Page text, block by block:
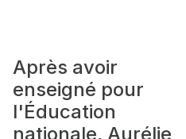
Après avoir
enseigné pour
l'Éducation
nationale, Aurélie